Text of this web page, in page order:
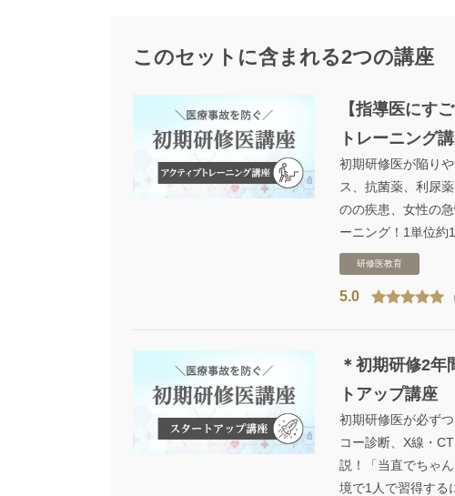
このセットに含まれる2つの講座
【指導医にす
トレーニング
初期研修医が陥り
ス、抗菌薬、利尿
のの疾患、女性の
ーニング！1単位約
研修医教育
5.0
＊初期研修2
トアップ講座
初期研修医が必ず
コー診断、X線・
説！「当直でちゃ
境で1人で習得す